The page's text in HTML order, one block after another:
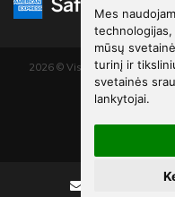
Mes
mūsų
turinį ir
svetainės
lankytojai.
2026 © Visos teisės
Elektroninių